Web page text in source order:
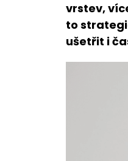
vrstev,
to
ušetřit i